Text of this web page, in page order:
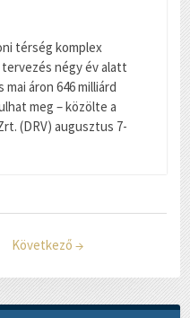
térség komplex
négy év alatt
áron 646 milliárd
meg – közölte a
(DRV) augusztus 7-
Következő →